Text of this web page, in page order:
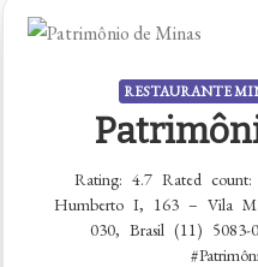
RESTAURANTE
Rating: 4.7 Rated
Humberto I, 163 – Vila
030, Brasil (11) 5083-